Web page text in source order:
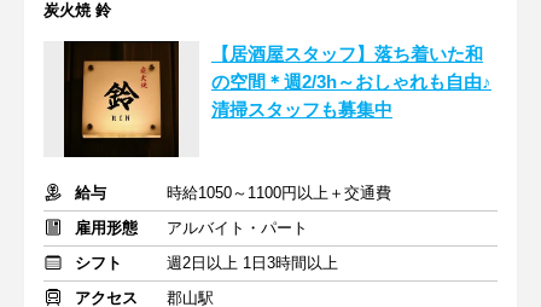
炭火焼 鈴
【居酒屋スタッフ】落ち着いた和
の空間＊週2/3h～おしゃれも自由♪
清掃スタッフも募集中
給与
時給1050～1100円以上＋交通費
雇用形態
アルバイト・パート
シフト
週2日以上 1日3時間以上
アクセス
郡山駅